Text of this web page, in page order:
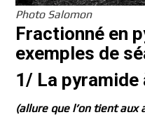
Photo Salomon
Fractionné en
exemples de
1/ La pyramide
(allure que l’on tient aux